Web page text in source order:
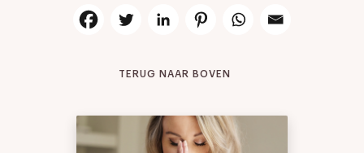
TERUG NAAR BOVEN